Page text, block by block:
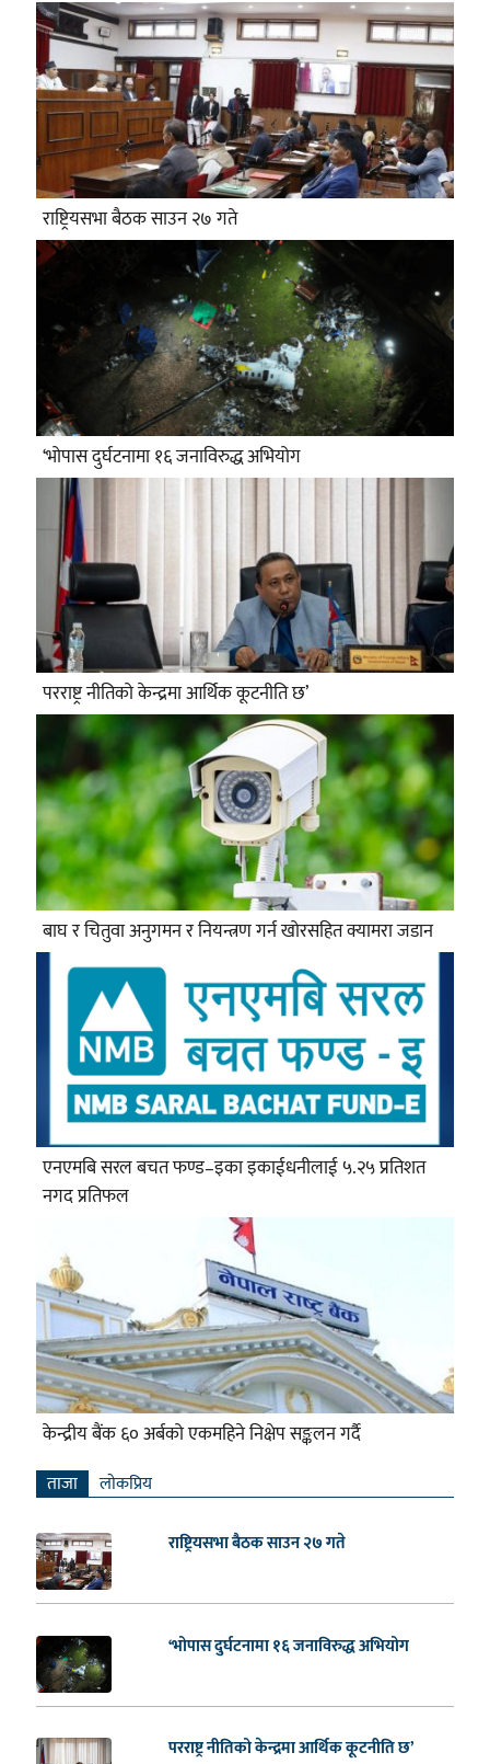
राष्ट्रियसभा बैठक साउन २७ गते
‘भोपास दुर्घटनामा १६ जनाविरुद्ध अभियोग
परराष्ट्र नीतिको केन्द्रमा आर्थिक कूटनीति छ’
बाघ र चितुवा अनुगमन र नियन्त्रण गर्न खोरसहित क्यामरा जडान
एनएमबि सरल बचत फण्ड–इका इकाईधनीलाई ५.२५ प्रतिशत
नगद प्रतिफल
केन्द्रीय बैंक ६० अर्बको एकमहिने निक्षेप सङ्कलन गर्दै
ताजा लाेकप्रिय
राष्ट्रियसभा बैठक साउन २७ गते
‘भोपास दुर्घटनामा १६ जनाविरुद्ध अभियोग
परराष्ट्र नीतिको केन्द्रमा आर्थिक कूटनीति छ’